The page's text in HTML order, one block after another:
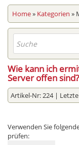
Home» Kategorien »
Wie kann ich
Server offen sind?
Artikel-Nr: 224 |
Verwenden Sie
prüfen: